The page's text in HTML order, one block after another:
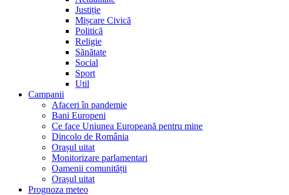
Justiție
Mișcare Civică
Politică
Religie
Sănătate
Social
Sport
Util
Campanii
Afaceri în pandemie
Bani Europeni
Ce face Uniunea Europeană pentru mine
Dincolo de România
Orașul uitat
Monitorizare parlamentari
Oamenii comunității
Orașul uitat
Prognoza meteo